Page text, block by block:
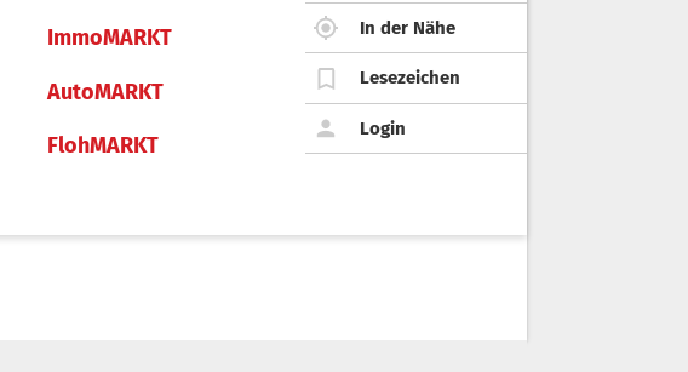
ImmoMARKT
AutoMARKT
FlohMARKT
In der Nähe
Lesezeichen
Login